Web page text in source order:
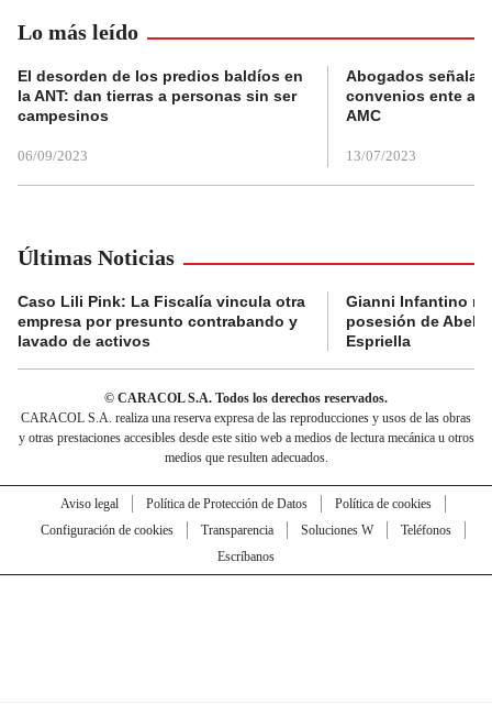
Lo más leído
El desorden de los predios baldíos en
la ANT: dan tierras a personas sin ser
campesinos
06/09/2023
Abogados
convenios ente
AMC
13/07/2023
Últimas Noticias
Caso Lili Pink: La Fiscalía vincula otra
empresa por presunto contrabando y
lavado de activos
Gianni Infantino
posesión de
Espriella
© CARACOL S.A. Todos los derechos reservados.
CARACOL S.A. realiza una reserva expresa de las reproducciones y usos de las obras
y otras prestaciones accesibles desde este sitio web a medios de lectura mecánica u otros
medios que resulten adecuados.
Aviso legal Política de Protección de Datos
Política de cookies
Configuración de cookies
Transparencia Soluciones W
Teléfonos
Escríbanos